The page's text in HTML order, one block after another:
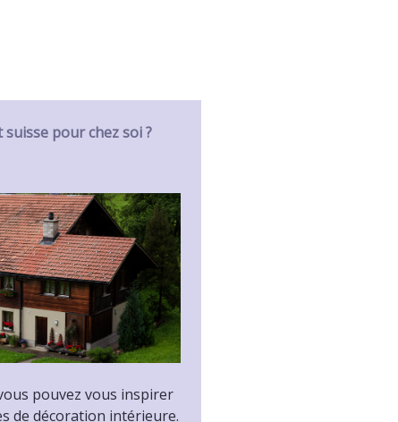
pour chez soi ?
pouvez vous inspirer
de décoration intérieure.